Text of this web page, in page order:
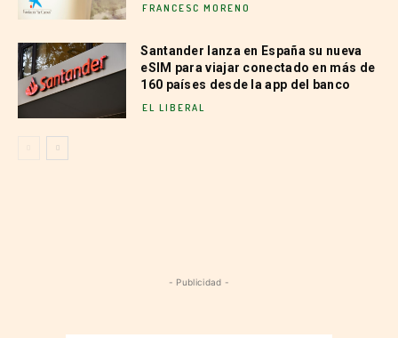
FRANCESC MORENO
Santander lanza en España su nueva
eSIM para viajar conectado en más de
160 países desde la app del banco
EL LIBERAL
- Publicidad -